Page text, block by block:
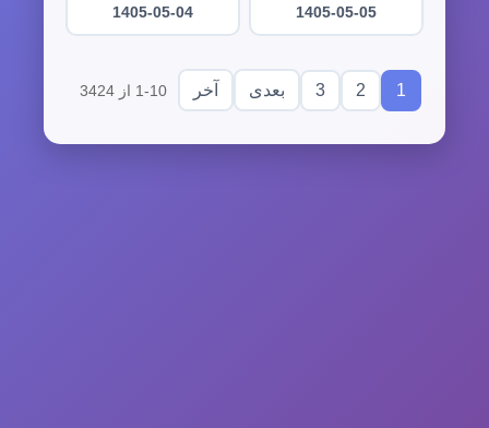
1405-05-05
1405-05-04
1
2
3 بعدی آخر 1-10 از 3424